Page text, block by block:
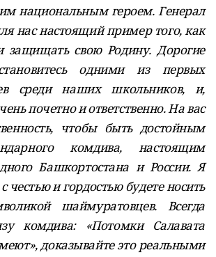
национальным героем. Генерал
нас настоящий пример того, как
защищать свою Родину. Дорогие
одними из первых
среди наших школьников, и,
почетно и ответственно. На вас
чтобы быть достойным
комдива, настоящим
Башкортостана и России. Я
честью и гордостью будете носить
шаймуратовцев. Всегда
комдива: «Потомки Салавата
доказывайте это реальными